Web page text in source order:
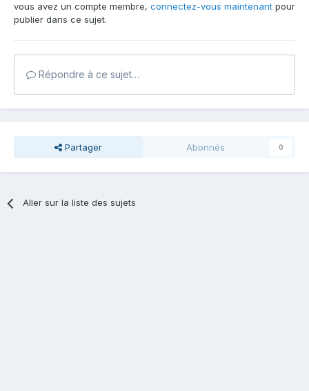
vous avez un compte membre, connectez-vous maintenant pour
publier dans ce sujet.
Répondre à ce sujet…
Partager Abonnés 0
Aller sur la liste des sujets